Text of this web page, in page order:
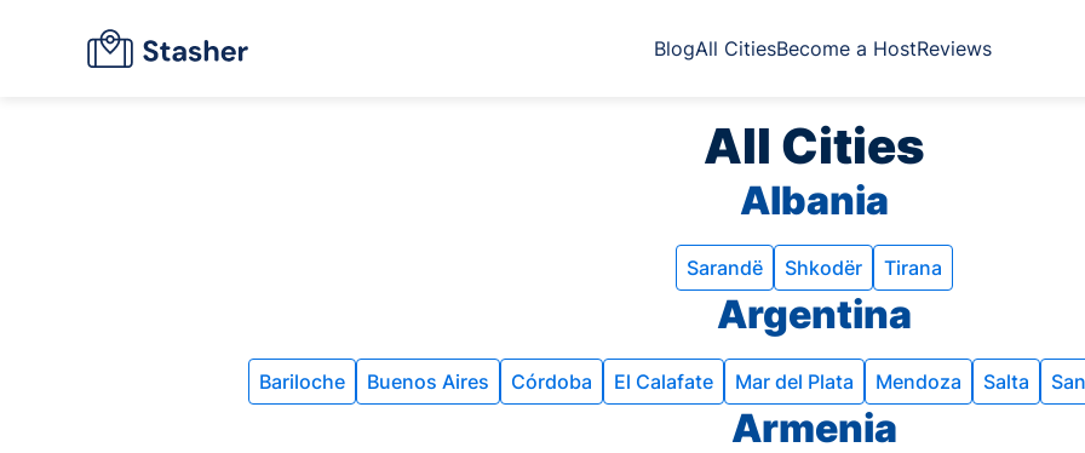
BlogAll CitiesBecome a HostReviews
All Cities
Albania
Sarandë Shkodër Tirana
Argentina
Bariloche Buenos Aires Córdoba El Calafate Mar del Plata Mendoza Salta
Armenia